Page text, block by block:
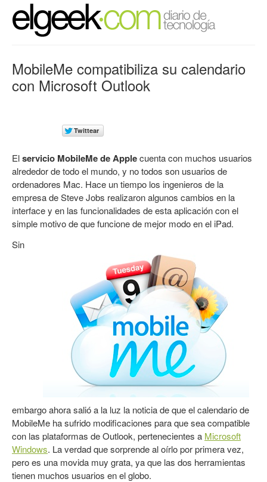
MobileMe compatibiliza su calendario
con Microsoft Outlook
Elservicio MobileMe de Applecuenta con muchos usuarios
alrededor de todo el mundo, y no todos son usuarios de
ordenadores Mac. Hace un tiempo los ingenieros de la
empresa de Steve Jobs realizaron algunos cambios en la
interface y en las funcionalidades de esta aplicación con el
simple motivo de que funcione de mejor modo en el iPad.
Sin
embargo ahora salió a la luz la noticia de que el calendario de
MobileMe ha sufrido modificaciones para que sea compatible
con las plataformas de Outlook, pertenecientes a Microsoft
Windows. La verdad que sorprende al oírlo por primera vez,
pero es una movida muy grata, ya que las dos herramientas
tienen muchos usuarios en el globo.